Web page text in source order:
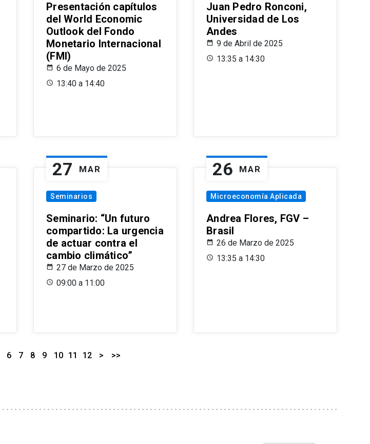
Presentación capítulos
del World Economic
Outlook del Fondo
Monetario Internacional
(FMI)
6 de Mayo de 2025
13:40 a 14:40
Juan Pedro Ronconi,
Universidad de Los
Andes
9 de Abril de 2025
13:35 a 14:30
27 MAR
Seminarios
Seminario: “Un futuro
compartido: La urgencia
de actuar contra el
cambio climático”
27 de Marzo de 2025
09:00 a 11:00
26 MAR
Microeconomía Aplicada
Andrea Flores, FGV –
Brasil
26 de Marzo de 2025
13:35 a 14:30
6 7 8 9 10 11 12 > >>